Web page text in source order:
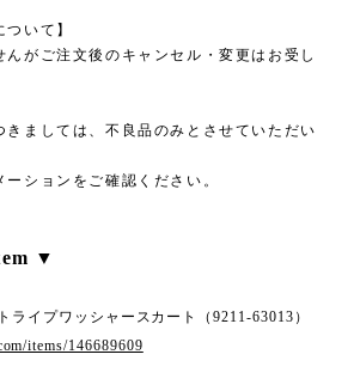
ついて】
がご注文後のキャンセル・変更はお受し
きましては、不良品のみとさせていただい
ションをご確認ください。
▼
ライプワッシャースカート（9211-63013）
items/146689609